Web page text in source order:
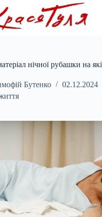
нічної рубашки на
Бутенко
02.12.2024